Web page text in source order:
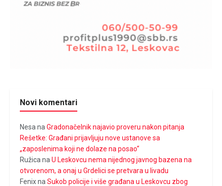
Novi komentari
Nesa na Gradonačelnik najavio proveru nakon pitanja
Rešetke: Građani prijavljuju nove ustanove sa
„zaposlenima koji ne dolaze na posao“
Ružica na U Leskovcu nema nijednog javnog bazena na
otvorenom, a onaj u Grdelici se pretvara u livadu
Fenixna Sukob policije i više građana u Leskovcu zbog